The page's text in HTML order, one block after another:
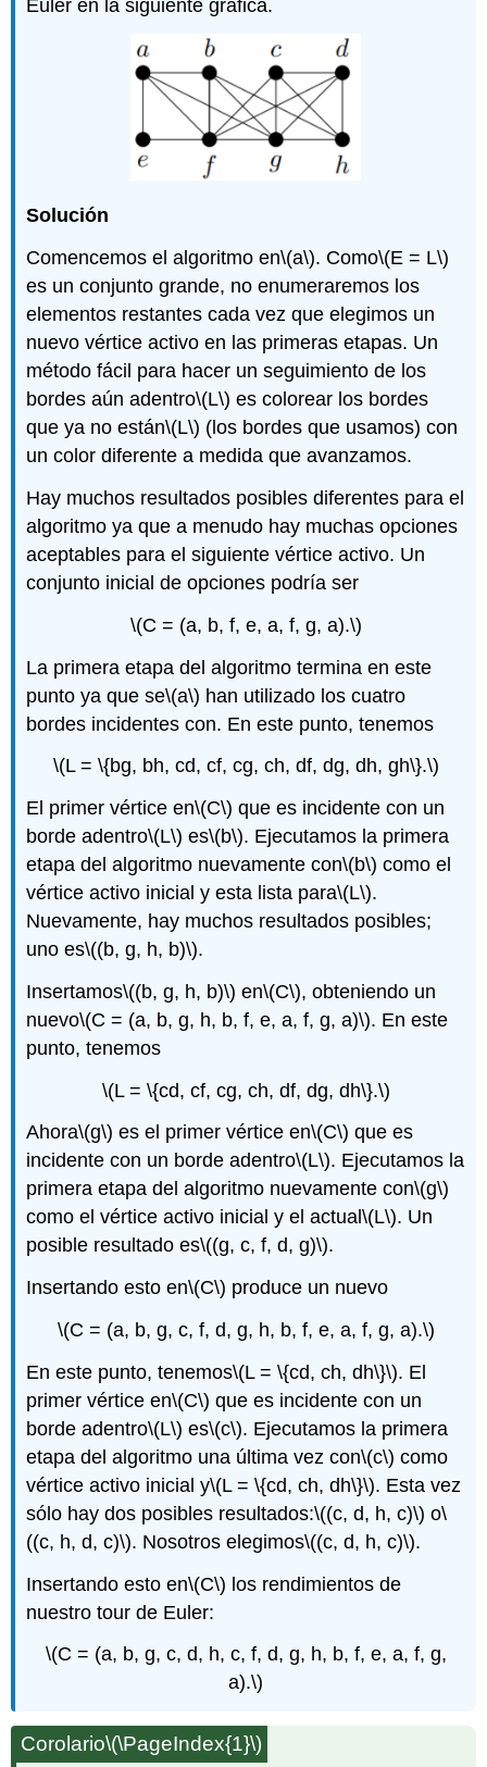
Euler en la siguiente gráfica.
Solución
Comencemos el algoritmo en\(a\). Como\(E = L\)
es un conjunto grande, no enumeraremos los
elementos restantes cada vez que elegimos un
nuevo vértice activo en las primeras etapas. Un
método fácil para hacer un seguimiento de los
bordes aún adentro\(L\) es colorear los bordes
que ya no están\(L\) (los bordes que usamos) con
un color diferente a medida que avanzamos.
Hay muchos resultados posibles diferentes para el
algoritmo ya que a menudo hay muchas opciones
aceptables para el siguiente vértice activo. Un
conjunto inicial de opciones podría ser
\(C = (a, b, f, e, a, f, g, a).\)
La primera etapa del algoritmo termina en este
punto ya que se\(a\) han utilizado los cuatro
bordes incidentes con. En este punto, tenemos
\(L = \{bg, bh, cd, cf, cg, ch, df, dg, dh, gh\}.\)
El primer vértice en\(C\) que es incidente con un
borde adentro\(L\) es\(b\). Ejecutamos la primera
etapa del algoritmo nuevamente con\(b\) como el
vértice activo inicial y esta lista para\(L\).
Nuevamente, hay muchos resultados posibles;
uno es\((b, g, h, b)\).
Insertamos\((b, g, h, b)\) en\(C\), obteniendo un
nuevo\(C = (a, b, g, h, b, f, e, a, f, g, a)\). En este
punto, tenemos
\(L = \{cd, cf, cg, ch, df, dg, dh\}.\)
Ahora\(g\) es el primer vértice en\(C\) que es
incidente con un borde adentro\(L\). Ejecutamos la
primera etapa del algoritmo nuevamente con\(g\)
como el vértice activo inicial y el actual\(L\). Un
posible resultado es\((g, c, f, d, g)\).
Insertando esto en\(C\) produce un nuevo
\(C = (a, b, g, c, f, d, g, h, b, f, e, a, f, g, a).\)
En este punto, tenemos\(L = \{cd, ch, dh\}\). El
primer vértice en\(C\) que es incidente con un
borde adentro\(L\) es\(c\). Ejecutamos la primera
etapa del algoritmo una última vez con\(c\) como
vértice activo inicial y\(L = \{cd, ch, dh\}\). Esta vez
sólo hay dos posibles resultados:\((c, d, h, c)\) o\
((c, h, d, c)\). Nosotros elegimos\((c, d, h, c)\).
Insertando esto en\(C\) los rendimientos de
nuestro tour de Euler:
\(C = (a, b, g, c, d, h, c, f, d, g, h, b, f, e, a, f, g,
a).\)
Corolario\(\PageIndex{1}\)